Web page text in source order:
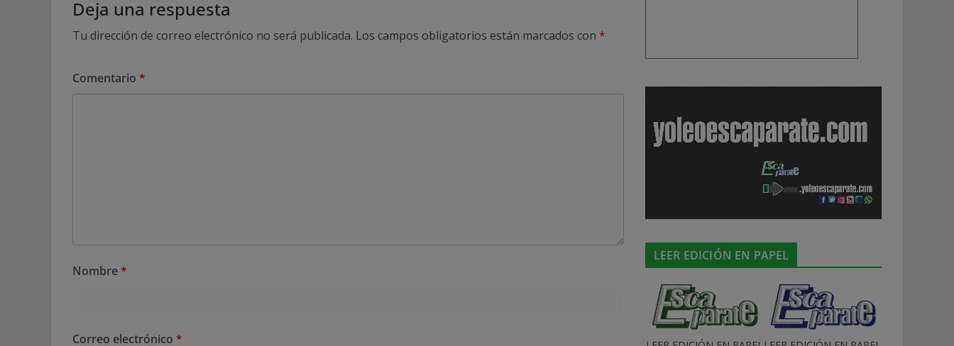
Deja una respuesta
Tu dirección de correo electrónico no será publicada. Los campos obligatorios están marcados con *
Comentario *
Nombre*
Correo electrónico *
LEER EDICIÓN EN PAPEL